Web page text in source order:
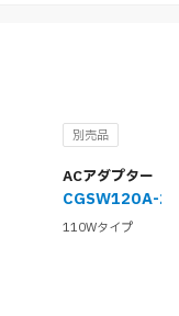
別売品
ACアダプター
CGSW120A-
110Wタイプ